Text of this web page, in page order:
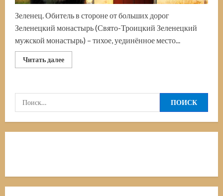
Зеленец. Обитель в стороне от больших дорог
Зеленецкий монастырь (Свято-Троицкий Зеленецкий
мужской монастырь) – тихое, уединённое место...
Читать далееПрочитать
больше
Автопутешествие
Найти: